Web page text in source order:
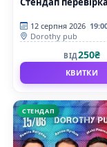
12 серпня 2026
Dorothy pub
ВІД250₴
КВИТКИ
СТЕНДАП